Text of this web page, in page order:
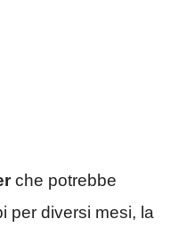
che potrebbe
per diversi mesi, la